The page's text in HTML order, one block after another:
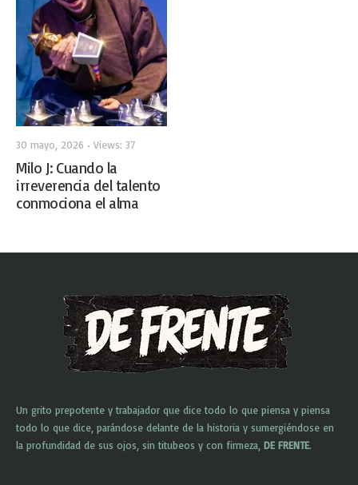
30 mayo, 2026 • Views: 37
Milo J: Cuando la
irreverencia del talento
conmociona el alma
Un grito prepotente y trabajador que dice todo lo que piensa y piensa
todo lo que dice, parándose delante de la historia y sumergiéndose en
la profundidad de sus ojos, sin titubeos y con firmeza, DE FRENTE.